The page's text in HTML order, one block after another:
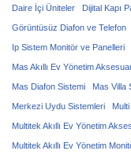
Daire İçi Üniteler Dijital Kapı
Görüntüsüz Diafon ve Telefon
Ip Sistem Monitör ve Panelleri
Mas Akıllı Ev Yönetim
Mas Diafon Sistemi Mas Villa
Merkezi Uydu Sistemleri
Multitek Akıllı Ev Yönetim
Multitek Akıllı Ev Yönetim